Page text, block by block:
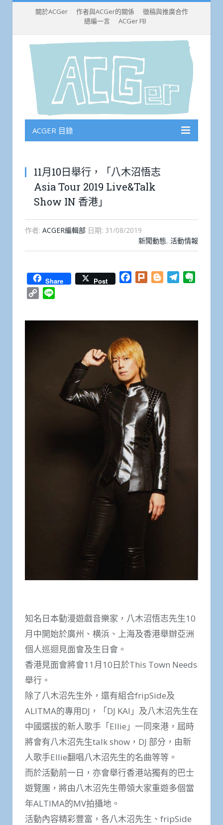
關於ACGer 作者與ACGer的關係
徵稿與推廣合作
總編一言
ACGer FB
ACGER 目錄
11月10日舉行，「八木沼悟志
Asia Tour 2019 Live&Talk
Show IN 香港」
作者: ACGER編輯部 日期: 31/08/2019
新聞動態, 活動情報
Share Post Facebook
Plurk BloggerTelegram
Copy
知名日本動漫遊戲音樂家，八木沼悟志先生10
月中開始於廣州、横浜、上海及香港舉辦亞洲
個人巡迴見面會及生日會。
香港見面會將會11月10日於This Town Needs
舉行。
除了八木沼先生外，還有組合fripSide及
ALITMA的專用DJ，「DJ KAI」及八木沼先生在
中國選拔的新人歌手「Ellie」一同來港，屆時
將會有八木沼先生talk show，DJ 部分，由新
人歌手Ellie翻唱八木沼先生的名曲等等。
而於活動前一日，亦會舉行香港站獨有的巴士
遊覽團，將由八木沼先生帶領大家重遊多個當
年ALTIMA的MV拍攝地。
活動內容精彩豐富，各八木沼先生、fripSide